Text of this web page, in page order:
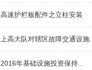
高速护栏板配件之立柱安装
上高大队对辖区故障交通设施...
2016年基础设施投资保持...